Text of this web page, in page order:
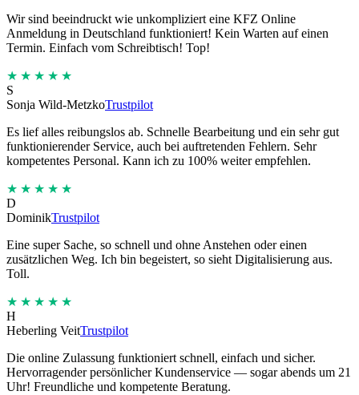
Wir sind beeindruckt wie unkompliziert eine KFZ Online
Anmeldung in Deutschland funktioniert! Kein Warten auf einen
Termin. Einfach vom Schreibtisch! Top!
★★★★★
S
Sonja Wild-MetzkoTrustpilot
Es lief alles reibungslos ab. Schnelle Bearbeitung und ein sehr gut
funktionierender Service, auch bei auftretenden Fehlern. Sehr
kompetentes Personal. Kann ich zu 100% weiter empfehlen.
★★★★★
D
DominikTrustpilot
Eine super Sache, so schnell und ohne Anstehen oder einen
zusätzlichen Weg. Ich bin begeistert, so sieht Digitalisierung aus.
Toll.
★★★★★
H
Heberling VeitTrustpilot
Die online Zulassung funktioniert schnell, einfach und sicher.
Hervorragender persönlicher Kundenservice — sogar abends um 21
Uhr! Freundliche und kompetente Beratung.